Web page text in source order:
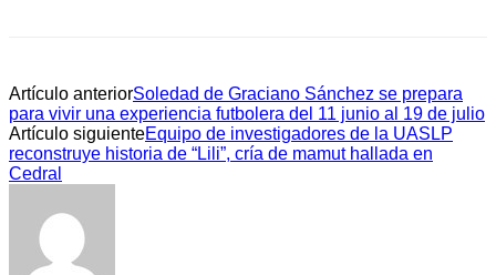
Artículo anteriorSoledad de Graciano Sánchez se prepara
para vivir una experiencia futbolera del 11 junio al 19 de julio
Artículo siguienteEquipo de investigadores de la UASLP
reconstruye historia de “Lili”, cría de mamut hallada en
Cedral